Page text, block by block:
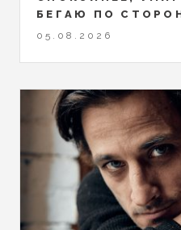
БЕГАЮ ПО
05.08.2026